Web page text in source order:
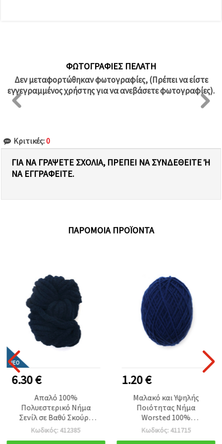
ΦΩΤΟΓΡΑΦΊΕΣ ΠΕΛΆΤΗ
Δεν μεταφορτώθηκαν φωτογραφίες, (Πρέπει να είστε
εγγεγραμμένος χρήστης για να ανεβάσετε φωτογραφίες).
Κριτικές:0
ΓΙΑ ΝΑ ΓΡΆΨΕΤΕ ΣΧΌΛΙΑ, ΠΡΈΠΕΙ ΝΑ ΣΥΝΔΕΘΕΊΤΕ Ή Ν
Α ΕΓΓΡΑΦΕΊΤΕ.
ΠΑΡΌΜΟΙΑ ΠΡΟΪΌΝΤΑ
ΝΈΟ
6.30 €
Απαλό 100%
Πολυεστερικό Νήμα
Σενίλ σε Βαθύ Σκούρο
Μπλε, Πάχος 20 mm, ~240
g × 25 m – Ιδανικό για
Κωδικός: 412385
1.20 €
Μαλακό και Υψηλής
Ποιότητας Νήμα
Worsted 100%
Πολυεστέρας, Σκούρο
Μπλε, 50g – Για Πλέξιμο,
Κωδικός: 411715